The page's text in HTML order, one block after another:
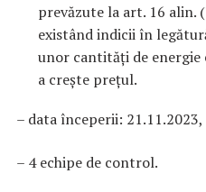
prevăzute la art. 16 alin.
existând indicii în
unor cantități de
a creşte prețul.
– data începerii: 21.11.2023,
– 4 echipe de control.